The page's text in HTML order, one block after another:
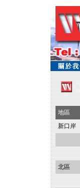
地區
新口岸
北區